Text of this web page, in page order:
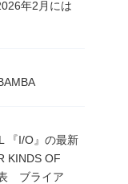
年2月には
『I/O』の最新
KINDS OF
ブライア